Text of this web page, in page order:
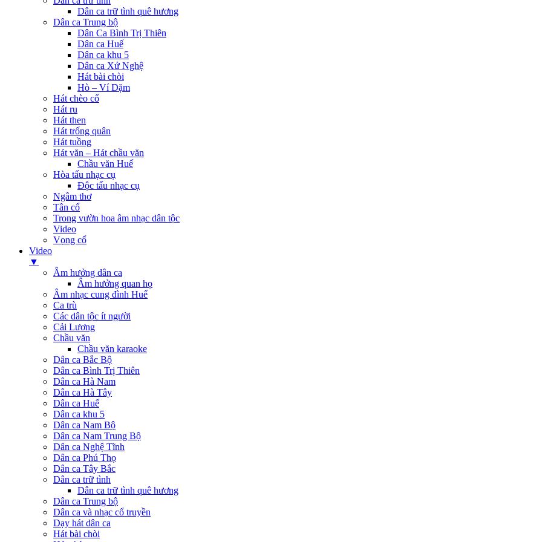
Dân ca trữ tình quê hương
Dân ca Trung bộ
Dân Ca Bình Trị Thiên
Dân ca Huế
Dân ca khu 5
Dân ca Xứ Nghệ
Hát bài chòi
Hò – Ví Dặm
Hát chèo cổ
Hát ru
Hát then
Hát trống quân
Hát tuồng
Hát văn – Hát chầu văn
Chầu văn Huế
Hòa tấu nhạc cụ
Độc tấu nhạc cụ
Ngâm thơ
Tân cổ
Trong vườn hoa âm nhạc dân tộc
Video
Vọng cổ
Video
▼
Âm hưởng dân ca
Âm hưởng quan họ
Âm nhạc cung đình Huế
Ca trù
Các dân tộc ít người
Cải Lương
Chầu văn
Chầu văn karaoke
Dân ca Bắc Bộ
Dân ca Bình Trị Thiên
Dân ca Hà Nam
Dân ca Hà Tây
Dân ca Huế
Dân ca khu 5
Dân ca Nam Bộ
Dân ca Nam Trung Bộ
Dân ca Nghệ Tĩnh
Dân ca Phú Thọ
Dân ca Tây Bắc
Dân ca trữ tình
Dân ca trữ tình quê hương
Dân ca Trung bộ
Dân ca và nhạc cổ truyền
Dạy hát dân ca
Hát bài chòi